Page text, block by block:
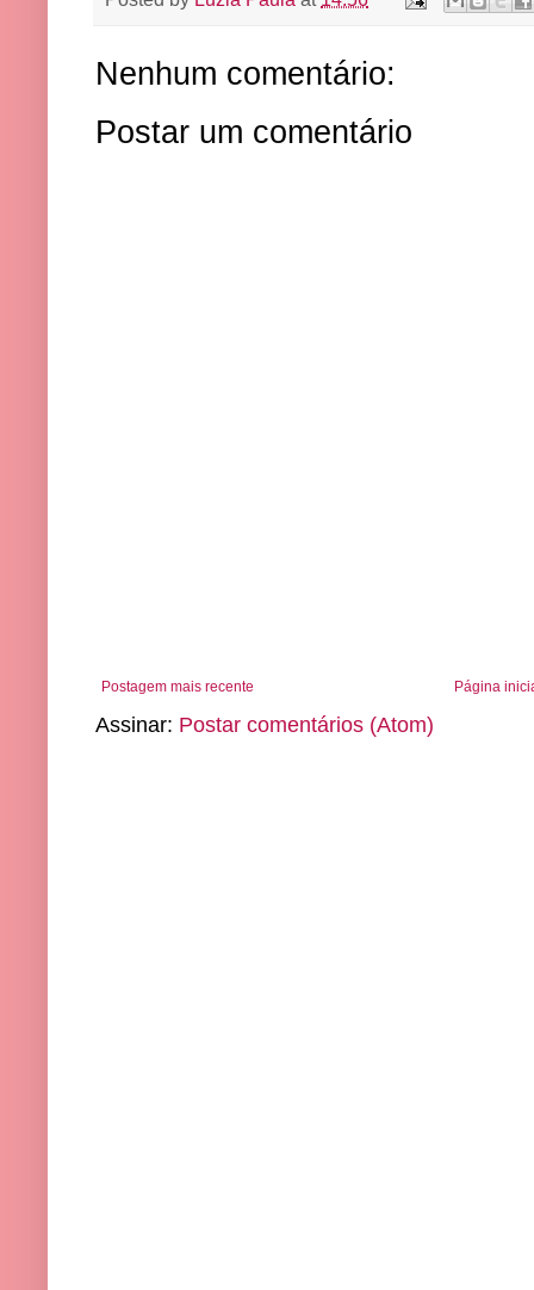
Nenhum comentário:
Postar um comentário
Postagem mais recente Página
Assinar: Postar comentários (Atom)